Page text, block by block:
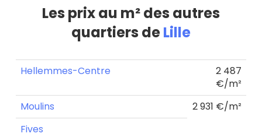
Les prix au m² des autres
quartiers deLille
Hellemmes-Centre
2 487
€/m²
Moulins
2 931 €/m²
Fives